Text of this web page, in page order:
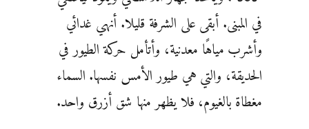
في المبنى. أبقى على الشرفة قليلا. أنهي غدائي
وأشرب مياهًا معدنية، وأتأمل حركة الطيور في
الحديقة، والتي هي طيور الأمس نفسها. السماء
مغطاة بالغيوم، فلا يظهر منها شق أزرق واحد.